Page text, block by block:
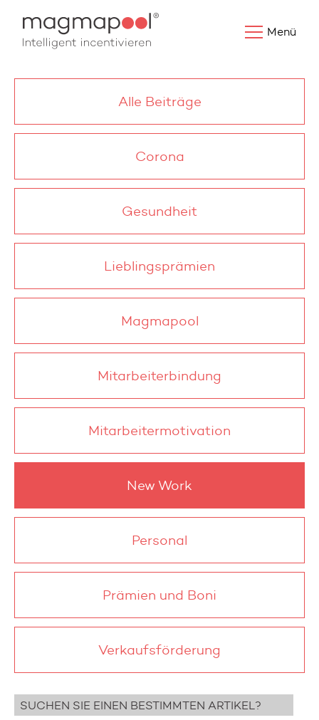
Menü
Alle Beiträge
Corona
Gesundheit
Lieblingsprämien
Magmapool
Mitarbeiterbindung
Mitarbeitermotivation
New Work
Personal
Prämien und Boni
Verkaufsförderung